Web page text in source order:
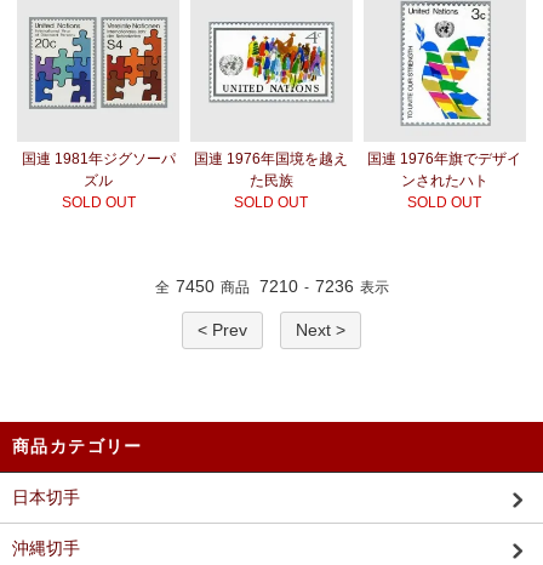
国連 1981年ジグソーパ
ズル
SOLD OUT
国連 1976年国境を越え
た民族
SOLD OUT
国連 1976年旗でデザイ
ンされたハト
SOLD OUT
全 7450 商品 7210 - 7236 表示
< Prev Next >
商品カテゴリー
日本切手
沖縄切手